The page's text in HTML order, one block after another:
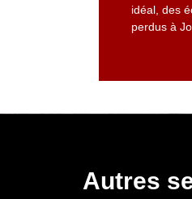
idéal, des
perdus à
Autres